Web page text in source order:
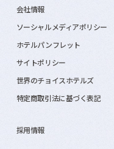
会社情報
ソーシャルメディアポリシー
ホテルパンフレット
サイトポリシー
世界のチョイスホテルズ
特定商取引法に基づく表記
採用情報